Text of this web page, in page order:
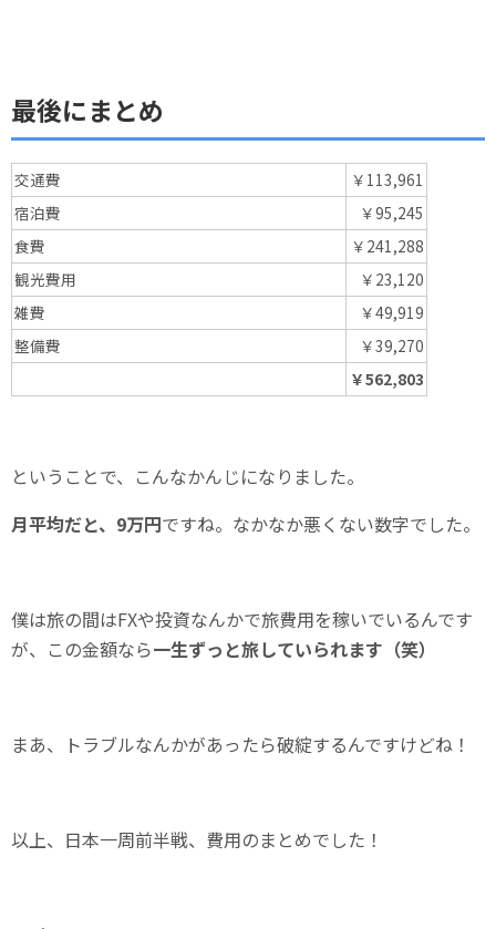
最後にまとめ
交通費
￥113,961
宿泊費
￥95,245
食費
￥241,288
観光費用
￥23,120
雑費
￥49,919
整備費
￥39,270
￥562,803
ということで、こんなかんじになりました。
月平均だと、9万円ですね。なかなか悪くない数字でした。
僕は旅の間はFXや投資なんかで旅費用を稼いでいるんです
が、この金額なら一生ずっと旅していられます（笑）
まあ、トラブルなんかがあったら破綻するんですけどね！
以上、日本一周前半戦、費用のまとめでした！